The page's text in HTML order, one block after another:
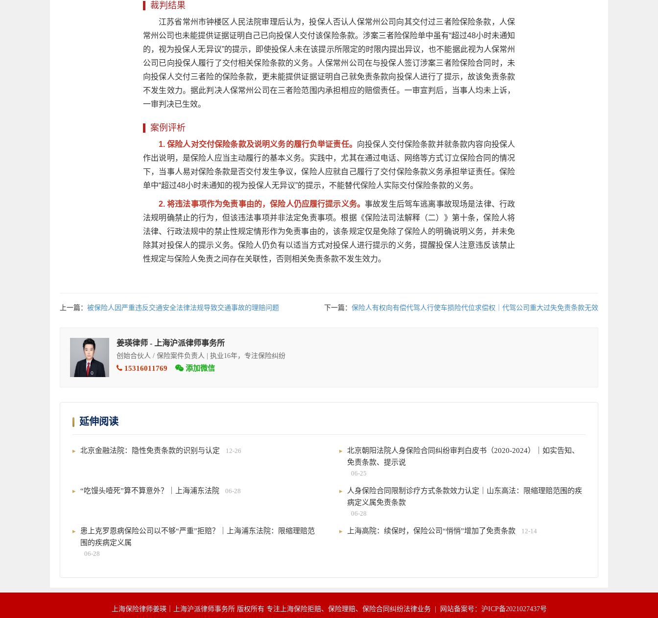
裁判结果
江苏省常州市钟楼区人民法院审理后认为，投保人否认人保常州公司向其交付过三者险保险条款，人保
常州公司也未能提供证据证明自己已向投保人交付该保险条款。涉案三者险保险单中虽有“超过48小时未通知
的，视为投保人无异议”的提示，即使投保人未在该提示所限定的时限内提出异议，也不能据此视为人保常州
公司已向投保人履行了交付相关保险条款的义务。人保常州公司在与投保人签订涉案三者险保险合同时，未
向投保人交付三者险的保险条款，更未能提供证据证明自己就免责条款向投保人进行了提示，故该免责条款
不发生效力。据此判决人保常州公司在三者险范围内承担相应的赔偿责任。一审宣判后，当事人均未上诉，
一审判决已生效。
案例评析
1. 保险人对交付保险条款及说明义务的履行负举证责任。
向投保人交付保险条款并就条款内容向投保人
作出说明，是保险人应当主动履行的基本义务。实践中，尤其在通过电话、网络等方式订立保险合同的情况
下，当事人易对保险条款是否交付发生争议，保险人应就自己履行了交付保险条款义务承担举证责任。保险
单中“超过48小时未通知的视为投保人无异议”的提示，不能替代保险人实际交付保险条款的义务。
2. 将违法事项作为免责事由的，保险人仍应履行提示义务。事故发生后驾车逃离事故现场是法律、行政
法规明确禁止的行为，但该违法事项并非法定免责事项。根据《保险法司法解释（二）》第十条，保险人将
法律、行政法规中的禁止性规定情形作为免责事由的，该条规定仅是免除了保险人的明确说明义务，并未免
除其对投保人的提示义务。保险人仍负有以适当方式对投保人进行提示的义务，提醒投保人注意违反该禁止
性规定与保险人免责之间存在关联性，否则相关免责条款不发生效力。
上一篇： 被保险人因严重违反交通安全法律法规导致交通事故的理赔问题 下一篇： 保险人有权向有偿代驾人行使车损险代位求偿权｜代驾公司重大过失免责条款无效
姜瑛律师 - 上海沪派律师事务所
创始合伙人 / 保险案件负责人 | 执业16年，专注保险纠纷
15316011769 添加微信
延伸阅读
北京金融法院：隐性免责条款的识别与认定 12-26
北京朝阳法院人身保险合同纠纷审判白皮书（2020-2024）｜如实告知、
免责条款、提示说
06-25
“吃馒头噎死”算不算意外？｜上海浦东法院 06-28
人身保险合同限制诊疗方式条款效力认定｜山东高法：限缩理赔范围的疾
病定义属免责条款
06-28
患上克罗恩病保险公司以不够“严重”拒赔？｜上海浦东法院：限缩理赔范
围的疾病定义属
06-28
上海高院：续保时，保险公司“悄悄”增加了免责条款 12-14
上海保险律师姜瑛｜上海沪派律师事务所 版权所有 专注上海保险拒赔、保险理赔、保险合同纠纷法律业务 | 网站备案号：沪ICP备2021027437号